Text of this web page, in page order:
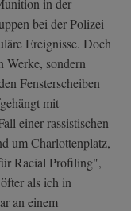
bei der Polizei
Ereignisse. Doch
Werke, sondern
Fensterscheiben
mit
einer rassistischen
um Charlottenplatz,
Racial Profiling",
als ich in
an einem